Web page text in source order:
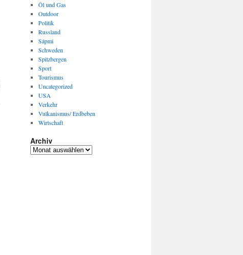
Öl und Gas
Outdoor
Politik
Russland
Sápmi
Schweden
Spitzbergen
Sport
Tourismus
Uncategorized
USA
Verkehr
Vulkanismus/ Erdbeben
Wirtschaft
Archiv
Archiv